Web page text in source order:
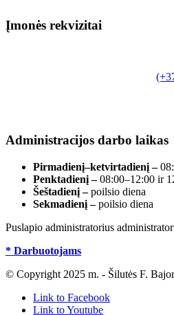
Įmonės rekvizitai
Administracijos darbo laikas
Pirmadienį–ketvirtadienį –
Penktadienį –08:00–12:00 ir
Šeštadienį –poilsio diena
Sekmadienį –poilsio diena
Puslapio administratorius
* Darbuotojams
© Copyright 2025 m. - Šilutės F.
Link to Facebook
Link to Youtube